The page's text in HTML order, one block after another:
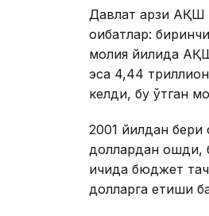
Давлат қарзи АҚШ
оқибатлар:
молия йилида
эса 4,44
келди, бу ўтган
2001 йилдан бери
доллардан ошди,
ичида бюджет
долларга етиши